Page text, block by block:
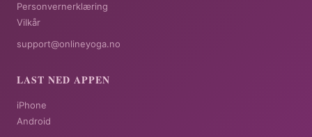
Personvernerklæring
Vilkår
support@onlineyoga.no
LAST NED APPEN
iPhone
Android